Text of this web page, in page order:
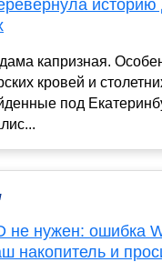
историю
капризная.
кровей и
под
не нужен: ошибка
накопитель и